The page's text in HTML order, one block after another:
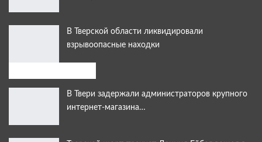
В Тверской области ликвидировали
взрывоопасные находки
В Твери задержали администраторов крупного
интернет-магазина…